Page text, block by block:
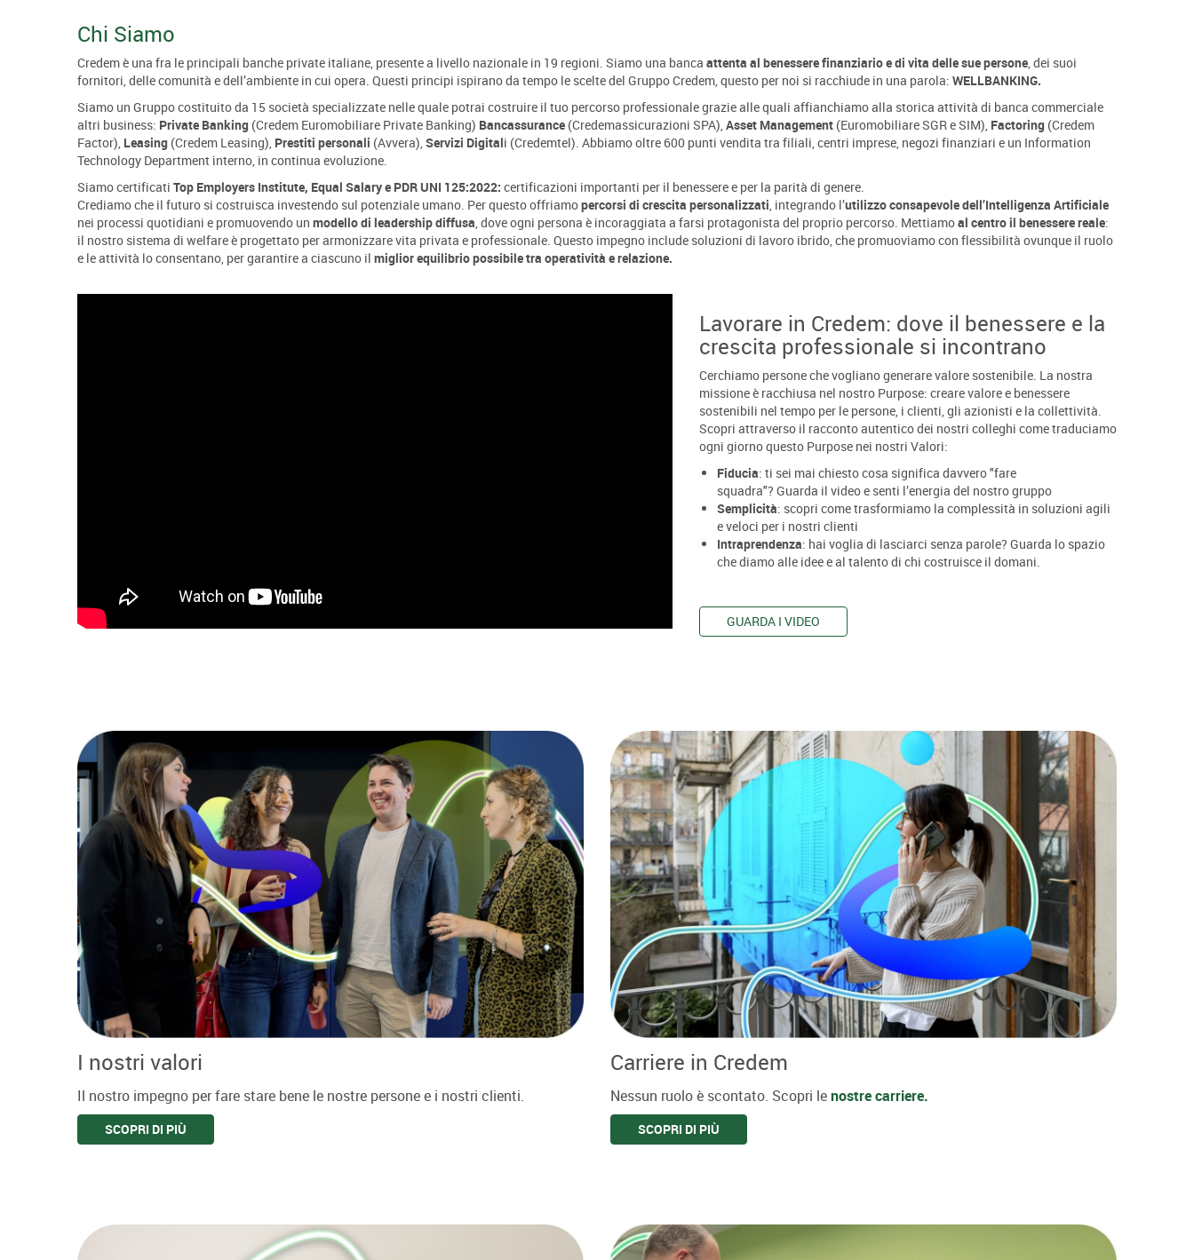
Chi Siamo
Credem è una fra le principali banche private italiane, presente a livello nazionale in 19 regioni. Siamo una banca attenta al benessere finanziario e di vita delle sue persone , dei suoi
fornitori, delle comunità e dell’ambiente in cui opera. Questi principi ispirano da tempo le scelte del Gruppo Credem, questo per noi si racchiude in una parola: WELLBANKING.
Siamo un Gruppo costituito da 15 società specializzate nelle quale potrai costruire il tuo percorso professionale grazie alle quali affianchiamo alla storica attività di banca commerciale
altri business: Private Banking (Credem Euromobiliare Private Banking) Bancassurance (Credemassicurazioni SPA), Asset Management (Euromobiliare SGR e SIM), Factoring (Credem
Factor), Leasing (Credem Leasing), Prestiti personali (Avvera), Servizi Digitali (Credemtel). Abbiamo oltre 600 punti vendita tra filiali, centri imprese, negozi finanziari e un Information
Technology Department interno, in continua evoluzione.
Siamo certificati Top Employers Institute, Equal Salary e PDR UNI 125:2022: certificazioni importanti per il benessere e per la parità di genere.
Crediamo che il futuro si costruisca investendo sul potenziale umano. Per questo offriamopercorsi di crescita personalizzati , integrando l’utilizzo consapevole dell’Intelligenza Artificiale
nei processi quotidiani e promuovendo un modello di leadership diffusa , dove ogni persona è incoraggiata a farsi protagonista del proprio percorso. Mettiamoal centro il benessere reale:
il nostro sistema di welfare è progettato per armonizzare vita privata e professionale. Questo impegno include soluzioni di lavoro ibrido, che promuoviamo con flessibilità ovunque il ruolo
e le attività lo consentano, per garantire a ciascuno il miglior equilibrio possibile tra operatività e relazione.
Lavorare in Credem: dove il benessere e la
crescita professionale si incontrano
Cerchiamo persone che vogliano generare valore sostenibile. La nostra
missione è racchiusa nel nostro Purpose: creare valore e benessere
sostenibili nel tempo per le persone, i clienti, gli azionisti e la collettività.
Scopri attraverso il racconto autentico dei nostri colleghi come traduciamo
ogni giorno questo Purpose nei nostri Valori:
Fiducia: ti sei mai chiesto cosa significa davvero "fare
squadra"? Guarda il video e senti l’energia del nostro gruppo
Semplicità: scopri come trasformiamo la complessità in soluzioni agili
e veloci per i nostri clienti
Intraprendenza: hai voglia di lasciarci senza parole? Guarda lo spazio
che diamo alle idee e al talento di chi costruisce il domani.
GUARDA I VIDEO
I nostri valori
Il nostro impegno per fare stare bene le nostre persone e i nostri clienti.
SCOPRI DI PIÙ
Carriere in Credem
Nessun ruolo è scontato. Scopri lenostre carriere.
SCOPRI DI PIÙ